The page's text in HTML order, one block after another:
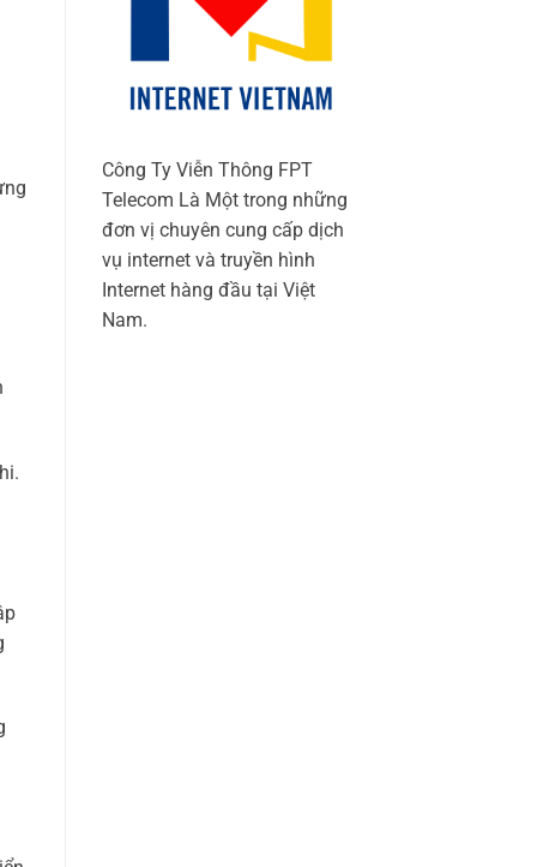
Công Ty Viễn Thông FPT
Telecom Là Một trong những
đơn vị chuyên cung cấp dịch
vụ internet và truyền hình
Internet hàng đầu tại Việt
Nam.